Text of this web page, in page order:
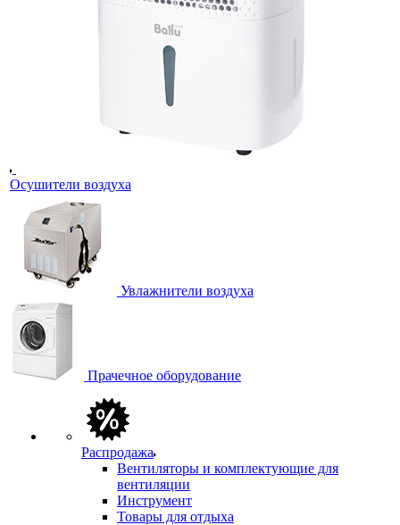
Осушители воздуха
Увлажнители воздуха
Прачечное оборудование
Распродажа
Вентиляторы и комплектующие для
вентиляции
Инструмент
Товары для отдыха